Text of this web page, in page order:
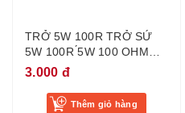
TRỞ 5W 100R TRỞ SỨ
5W 100R ́5W 100 OHM
LOẠI TỐT
3.000 đ
Thêm giỏ hàng